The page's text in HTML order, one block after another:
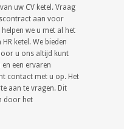
uw CV ketel. Vraag
aan voor
we u met al het
ketel. We bieden
u ons altijd kunt
een ervaren
contact met u op. Het
aan te vragen. Dit
door het